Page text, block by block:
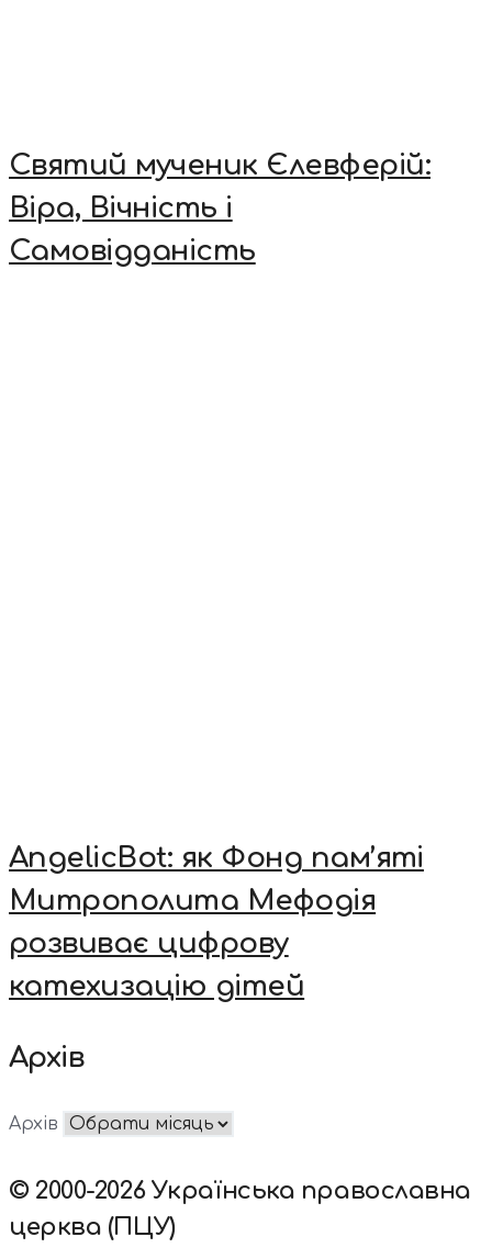
Святий мученик Єлевферій:
Віра, Вічність і
Самовідданість
AngelicBot: як Фонд пам’яті
Митрополита Мефодія
розвиває цифрову
катехизацію дітей
Архів
Архів
© 2000-2026 Українська православна
церква (ПЦУ)